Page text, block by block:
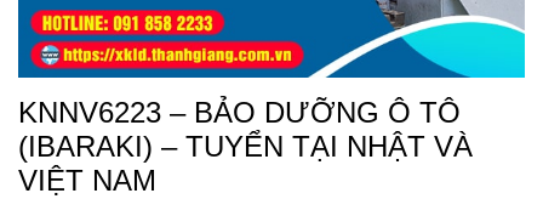
KNNV6223 – BẢO DƯỠNG Ô TÔ
(IBARAKI) – TUYỂN TẠI NHẬT VÀ
VIỆT NAM